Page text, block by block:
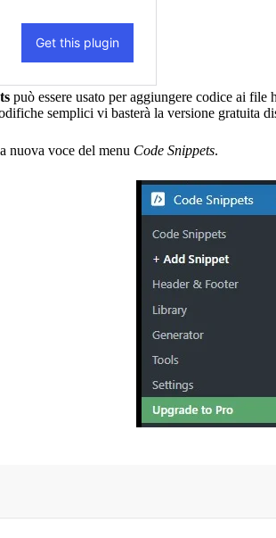
può essere usato per aggiungere codice ai
semplici vi basterà la versione gratuita
nuova voce del menu Code Snippets.